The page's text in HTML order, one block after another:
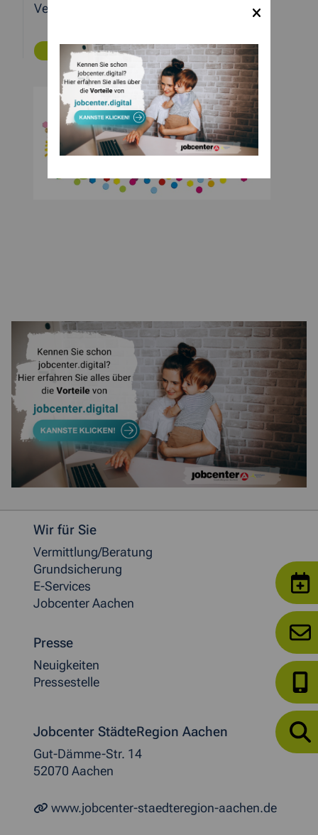
Verfügung.
ZURÜCK
Weitere allgemeine Informationen
Wir für Sie
Vermittlung/Beratung
Grundsicherung
E-Services
Jobcenter Aachen
Presse
Neuigkeiten
Pressestelle
Jobcenter StädteRegion Aachen
Gut-Dämme-Str. 14
52070 Aachen
www.jobcenter-staedteregion-aachen.de